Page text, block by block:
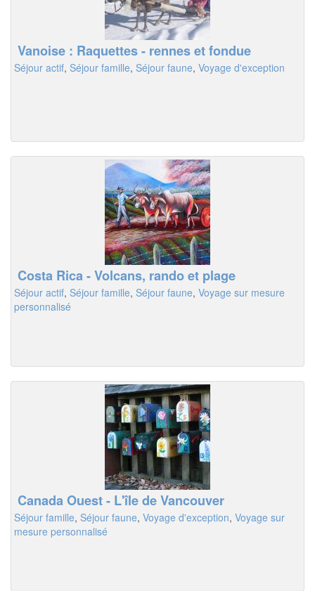
Vanoise : Raquettes - rennes et fondue
Séjour actif, Séjour famille, Séjour faune, Voyage d'exception
Costa Rica - Volcans, rando et plage
Séjour actif, Séjour famille, Séjour faune, Voyage sur mesure
personnalisé
Canada Ouest - L'île de Vancouver
Séjour famille, Séjour faune, Voyage d'exception, Voyage sur
mesure personnalisé